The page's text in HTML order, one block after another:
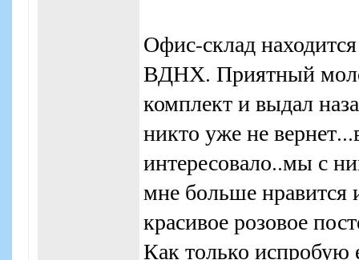
Офис-склад
ВДНХ. Приятный
комплект и выдал
никто уже не
интересовало..мы с
мне больше нравится
красивое розовое
Как только испробую